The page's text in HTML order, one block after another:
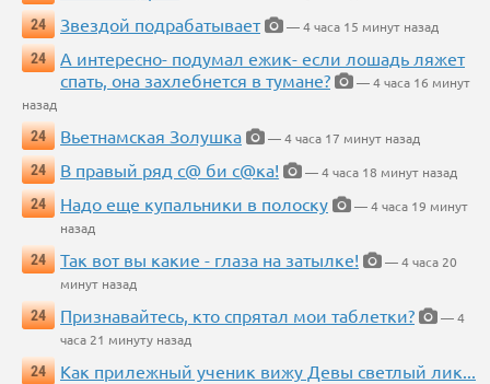
24
Звездой подрабатывает
— 4 часа 15 минут назад
24
А интересно- подумал ежик- если лошадь ляжет
спать, она захлебнется в тумане?
— 4 часа 16 минут
назад
24
Вьетнамская Золушка
— 4 часа 17 минут назад
24
В правый ряд с@ би с@ка!
— 4 часа 18 минут назад
24
Надо еще купальники в полоску
— 4 часа 19 минут
назад
24
Так вот вы какие - глаза на затылке!
— 4 часа 20
минут назад
24
Признавайтесь, кто спрятал мои таблетки?
— 4
часа 21 минуту назад
24
Как прилежный ученик вижу Девы светлый лик...